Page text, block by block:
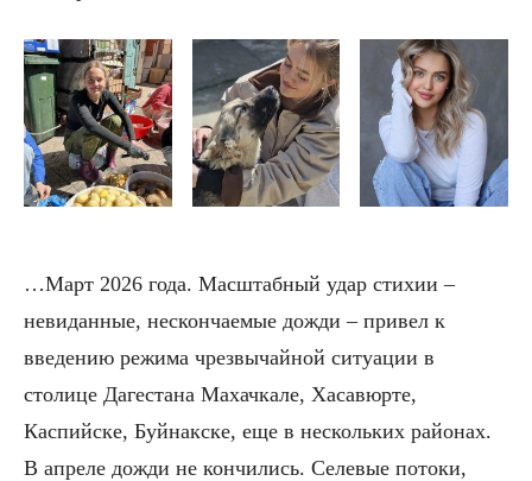
…Март 2026 года. Масштабный удар стихии –
невиданные, нескончаемые дожди – привел к
введению режима чрезвычайной ситуации в
столице Дагестана Махачкале, Хасавюрте,
Каспийске, Буйнакске, еще в нескольких районах.
В апреле дожди не кончились. Селевые потоки,